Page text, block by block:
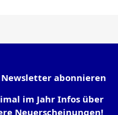
Newsletter abonnieren
im Jahr Infos über
Neuerscheinungen!